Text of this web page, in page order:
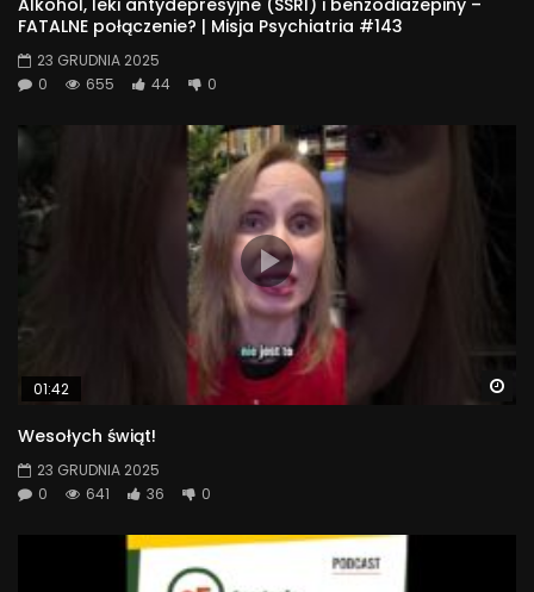
FATALNE połączenie? | Misja Psychiatria #143
23 GRUDNIA 2025
0
655 44 0
01:42
Wesołych świąt!
23 GRUDNIA 2025
0
641 36 0